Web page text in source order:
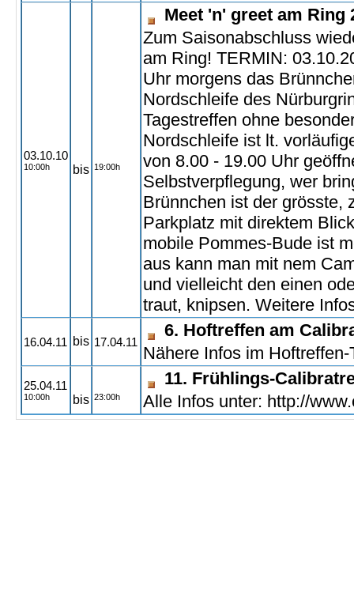
03.10.10
10:00h bis 19:00h
Meet 'n' greet am Ring
Zum Saisonabschluss
am Ring! TERMIN:
Uhr morgens das
Nordschleife des
Tagestreffen ohne
Nordschleife ist lt.
von 8.00 - 19.00 Uhr
Selbstverpflegung, wer
Brünnchen ist der grösste,
Parkplatz mit direktem
mobile Pommes-Bude ist
aus kann man mit nem
und vielleicht den einen
traut, knipsen. Weitere
16.04.11 bis 17.04.11
6. Hoftreffen am
Nähere Infos im
25.04.11
10:00h bis 23:00h
11. Frühlings-
Alle Infos unter: http://